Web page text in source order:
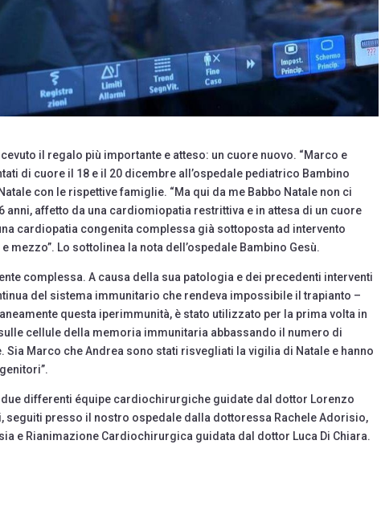
il regalo più importante e atteso: un cuore nuovo. “Marco e
di cuore il 18 e il 20 dicembre all’ospedale pediatrico Bambino
con le rispettive famiglie. “Ma qui da me Babbo Natale non ci
affetto da una cardiomiopatia restrittiva e in attesa di un cuore
cardiopatia congenita complessa già sottoposta ad intervento
mezzo”. Lo sottolinea la nota dell’ospedale Bambino Gesù.
complessa. A causa della sua patologia e dei precedenti interventi
del sistema immunitario che rendeva impossibile il trapianto –
questa iperimmunità, è stato utilizzato per la prima volta in
cellule della memoria immunitaria abbassando il numero di
Marco che Andrea sono stati risvegliati la vigilia di Natale e hanno
differenti équipe cardiochirurgiche guidate dal dottor Lorenzo
seguiti presso il nostro ospedale dalla dottoressa Rachele Adorisio,
e Rianimazione Cardiochirurgica guidata dal dottor Luca Di Chiara.